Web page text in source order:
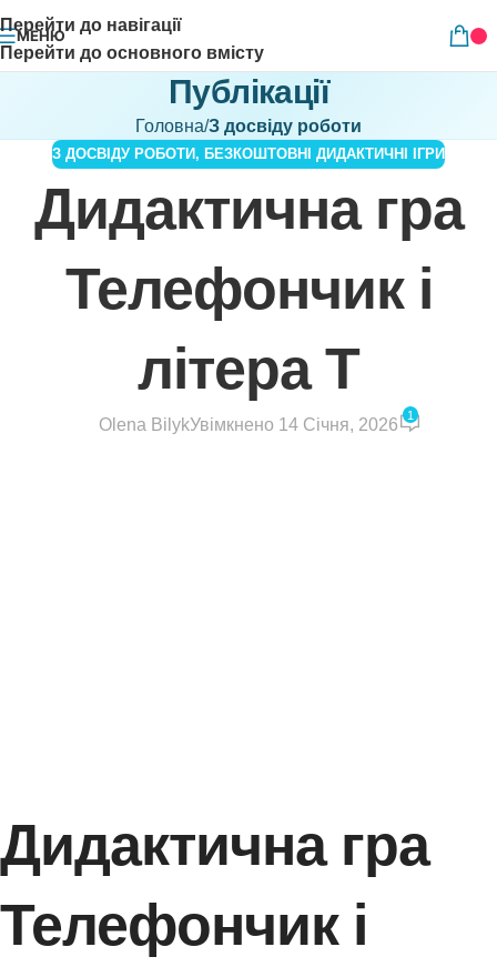
Перейти до навігації
Перейти до основного вмісту
МЕНЮ
Публікації
Головна/З досвіду роботи
З ДОСВІДУ РОБОТИ , БЕЗКОШТОВНІ ДИДАКТИЧНІ ІГРИ
Дидактична гра
Телефончик і
літера Т
Olena BilykУвімкнено 14 Січня, 2026
1
Дидактична гра
Телефончик і